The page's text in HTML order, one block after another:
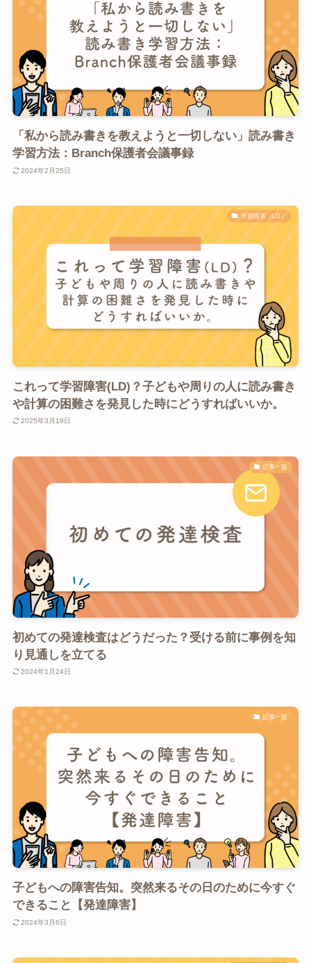
「私から読み書きを教えようと一切しない」読み書き
学習方法：Branch保護者会議事録
2024年2月25日
学習障害（LD）
これって学習障害(LD)？子どもや周りの人に読み書き
や計算の困難さを発見した時にどうすればいいか。
2025年3月19日
記事一覧
初めての発達検査はどうだった？受ける前に事例を知
り見通しを立てる
2024年1月24日
記事一覧
子どもへの障害告知。突然来るその日のために今すぐ
できること【発達障害】
2024年3月6日